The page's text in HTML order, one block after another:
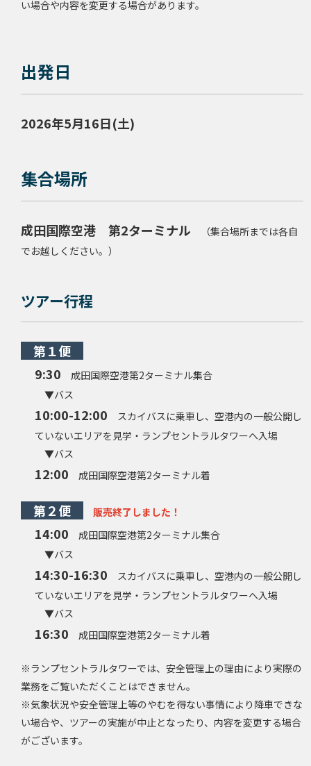
い場合や内容を変更する場合があります。
出発日
2026年5月16日(土)
集合場所
成田国際空港 第2ターミナル （集合場所までは各自
でお越しください。）
ツアー行程
第１便
9:30 成田国際空港第2ターミナル集合
▼バス
10:00-12:00 スカイバスに乗車し、空港内の一般公開し
ていないエリアを見学・ランプセントラルタワーへ入場
▼バス
12:00 成田国際空港第2ターミナル着
第２便 販売終了しました！
14:00 成田国際空港第2ターミナル集合
▼バス
14:30-16:30 スカイバスに乗車し、空港内の一般公開し
ていないエリアを見学・ランプセントラルタワーへ入場
▼バス
16:30 成田国際空港第2ターミナル着
※ランプセントラルタワーでは、安全管理上の理由により実際の
業務をご覧いただくことはできません。
※気象状況や安全管理上等のやむを得ない事情により降車できな
い場合や、ツアーの実施が中止となったり、内容を変更する場合
がございます。